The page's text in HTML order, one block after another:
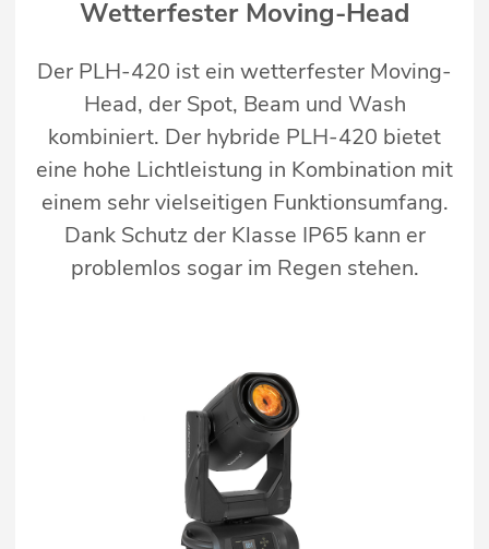
Wetterfester Moving-Head
Der PLH-420 ist ein wetterfester Moving-
Head, der Spot, Beam und Wash
kombiniert. Der hybride PLH-420 bietet
eine hohe Lichtleistung in Kombination mit
einem sehr vielseitigen Funktionsumfang.
Dank Schutz der Klasse IP65 kann er
problemlos sogar im Regen stehen.